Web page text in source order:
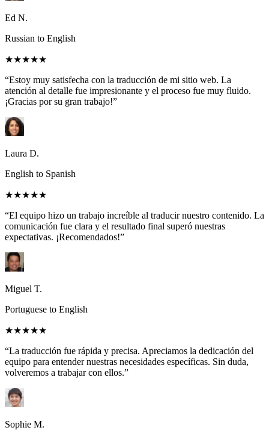
Ed N.
Russian to English
★★★★★
“Estoy muy satisfecha con la traducción de mi sitio web. La
atención al detalle fue impresionante y el proceso fue muy fluido.
¡Gracias por su gran trabajo!”
Laura D.
English to Spanish
★★★★★
“El equipo hizo un trabajo increíble al traducir nuestro contenido. La
comunicación fue clara y el resultado final superó nuestras
expectativas. ¡Recomendados!”
Miguel T.
Portuguese to English
★★★★★
“La traducción fue rápida y precisa. Apreciamos la dedicación del
equipo para entender nuestras necesidades específicas. Sin duda,
volveremos a trabajar con ellos.”
Sophie M.